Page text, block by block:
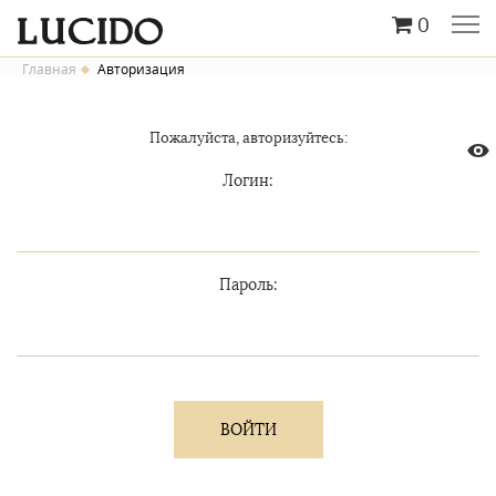
0
Главная Авторизация
Пожалуйста, авторизуйтесь:
Логин:
Пароль: